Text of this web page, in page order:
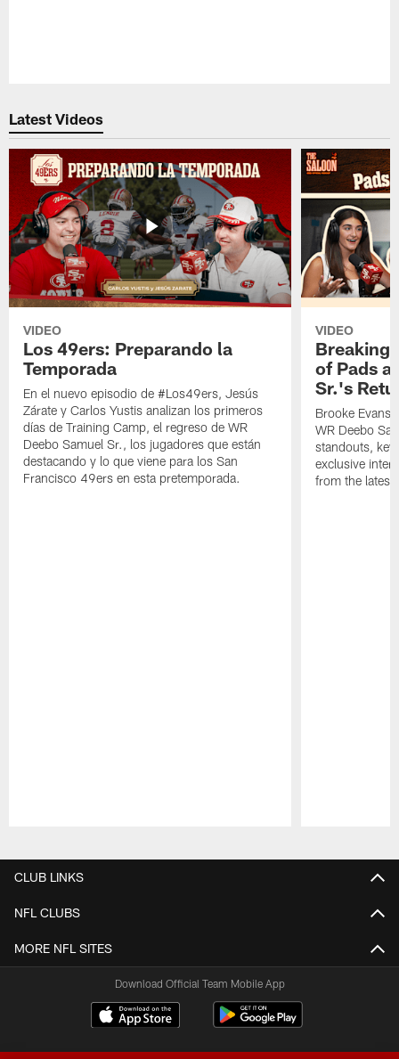
Latest Videos
VIDEO
Los 49ers: Preparando la
Temporada
En el nuevo episodio de #Los49ers, Jesús
Zárate y Carlos Yustis analizan los primeros
días de Training Camp, el regreso de WR
Deebo Samuel Sr., los jugadores que están
destacando y lo que viene para los San
Francisco 49ers en esta pretemporada.
VIDEO
Breaking
of Pads
Sr.'s
Brooke Evans
WR Deebo
standouts,
exclusive
from the latest
CLUB LINKS
NFL CLUBS
MORE NFL SITES
Download Official Team Mobile App